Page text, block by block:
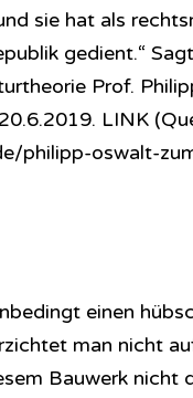
sie hat als
gedient.“
Prof.
LINK
philipp-oswalt-
einen
man nicht
Bauwerk nicht